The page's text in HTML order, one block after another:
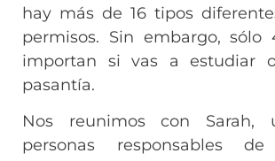
hay más de 16 tipos
permisos. Sin embargo, sólo
importan si vas a estudiar
pasantía.
Nos reunimos con Sarah,
personas responsables